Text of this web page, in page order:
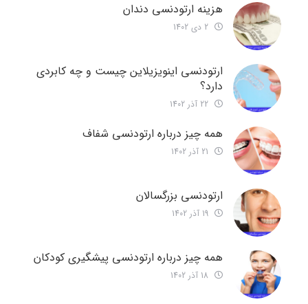
هزینه ارتودنسی دندان
ارتودنسی اینویزیلاین چیست و چه کابردی
دارد؟
همه چیز درباره ارتودنسی شفاف
ارتودنسی بزرگسالان
همه چیز درباره ارتودنسی پیشگیری کودکان